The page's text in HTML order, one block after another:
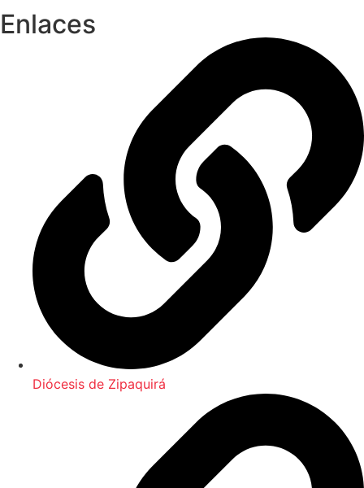
Enlaces
Diócesis de Zipaquirá